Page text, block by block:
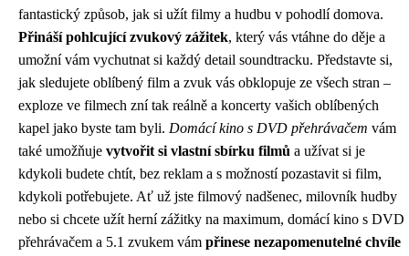
fantastický způsob, jak si užít filmy a hudbu v pohodlí domova.
Přináší pohlcující zvukový zážitek, který vás vtáhne do děje a
umožní vám vychutnat si každý detail soundtracku. Představte si,
jak sledujete oblíbený film a zvuk vás obklopuje ze všech stran –
exploze ve filmech zní tak reálně a koncerty vašich oblíbených
kapel jako byste tam byli. Domácí kino s DVD přehrávačem vám
také umožňuje vytvořit si vlastní sbírku filmů a užívat si je
kdykoli budete chtít, bez reklam a s možností pozastavit si film,
kdykoli potřebujete. Ať už jste filmový nadšenec, milovník hudby
nebo si chcete užít herní zážitky na maximum, domácí kino s DVD
přehrávačem a 5.1 zvukem vám přinese nezapomenutelné chvíle